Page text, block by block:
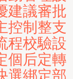
建議審批
控制整支
程校驗設
個后定轉
選綁定部